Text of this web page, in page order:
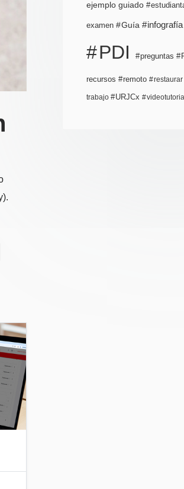
ejemplo guiado
examen Guía
PDI preguntas
recursos remoto restaurar
trabajo URJCx videotutorial